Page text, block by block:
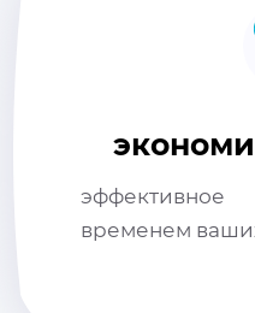
временем